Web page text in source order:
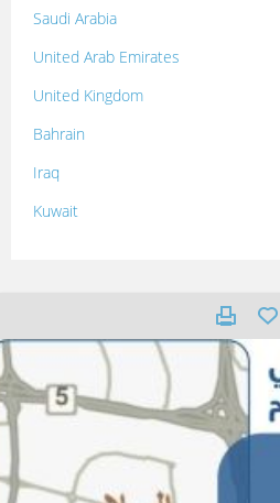
Saudi Arabia
United Arab Emirates
United Kingdom
Bahrain
Iraq
Kuwait
Qatar
Tunisia